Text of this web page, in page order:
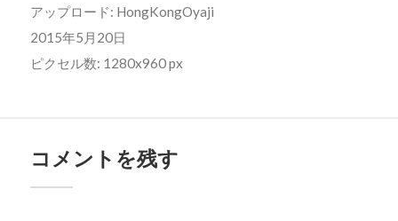
アップロード: HongKongOyaji
2015年5月20日
ピクセル数: 1280x960 px
コメントを残す